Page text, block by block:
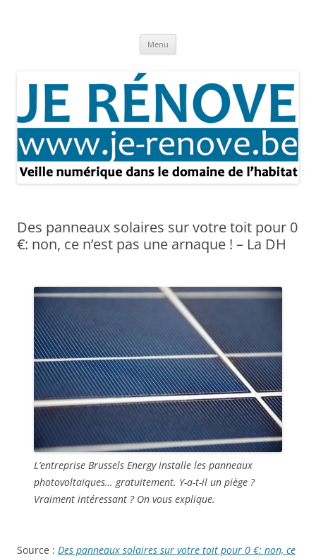
Menu
Des panneaux solaires sur votre toit pour 0
€: non, ce n’est pas une arnaque ! – La DH
L’entreprise Brussels Energy installe les panneaux
photovoltaïques… gratuitement. Y-a-t-il un piège ?
Vraiment intéressant ? On vous explique.
Source : Des panneaux solaires sur votre toit pour 0 €: non, ce